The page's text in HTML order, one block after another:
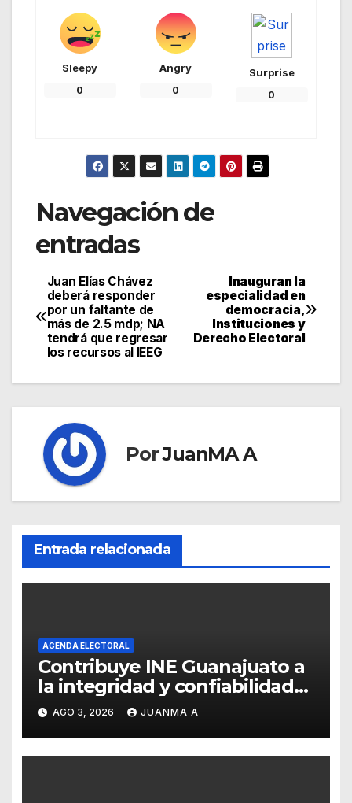
Sleepy
0
Angry
0
Surprise
0
Navegación de
entradas
Inauguran la
especialidad en
democracia,
Instituciones y
Derecho Electoral
Juan Elías Chávez
deberá responder
por un faltante de
más de 2.5 mdp; NA
tendrá que regresar
los recursos al IEEG
PorJuanMA A
Entrada relacionada
AGENDA ELECTORAL
Contribuye INE Guanajuato a
la integridad y confiabilidad
del Padrón Electoral
AGO 3, 2026 JUANMA A